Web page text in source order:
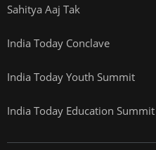
Sahitya Aaj Tak
India Today Conclave
India Today Youth Summit
India Today Education Summit